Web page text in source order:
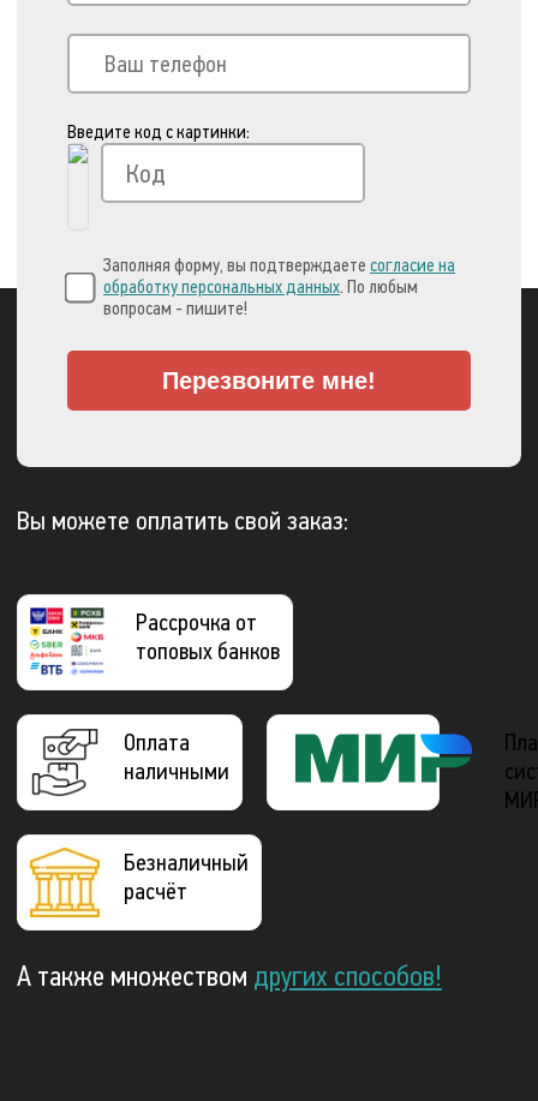
Введите код с картинки:
Заполняя форму, вы подтверждаете согласие на
обработку персональных данных. По любым
вопросам - пишите!
Перезвоните мне!
Вы можете оплатить свой заказ:
Рассрочка от
топовых банков
Оплата
наличными
Безналичный
расчёт
А также множеством других способов!